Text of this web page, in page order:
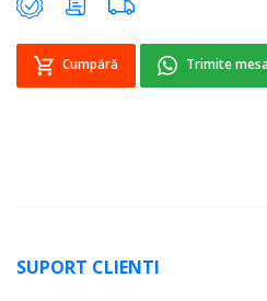
Cumpără Trimite
SUPORT CLIENTI